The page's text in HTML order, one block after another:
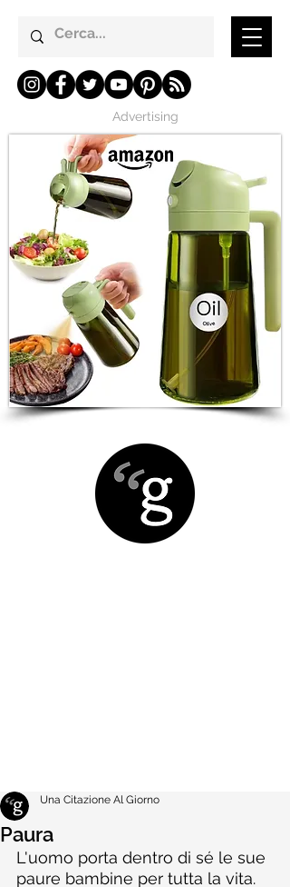
Advertising
Paura
Una Citazione Al Giorno
L'uomo porta dentro di sé le sue
paure bambine per tutta la vita.